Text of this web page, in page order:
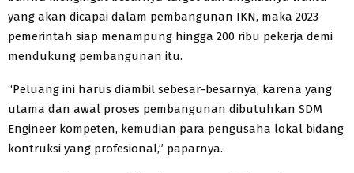
yang akan dicapai dalam pembangunan IKN, maka 2023
pemerintah siap menampung hingga 200 ribu pekerja demi
mendukung pembangunan itu.
“Peluang ini harus diambil sebesar-besarnya, karena yang
utama dan awal proses pembangunan dibutuhkan SDM
Engineer kompeten, kemudian para pengusaha lokal bidang
kontruksi yang profesional,” paparnya.